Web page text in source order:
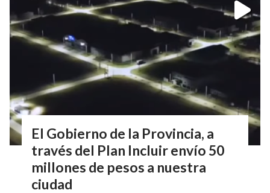
El Gobierno de la Provincia, a
través del Plan Incluir envío 50
millones de pesos a nuestra
ciudad